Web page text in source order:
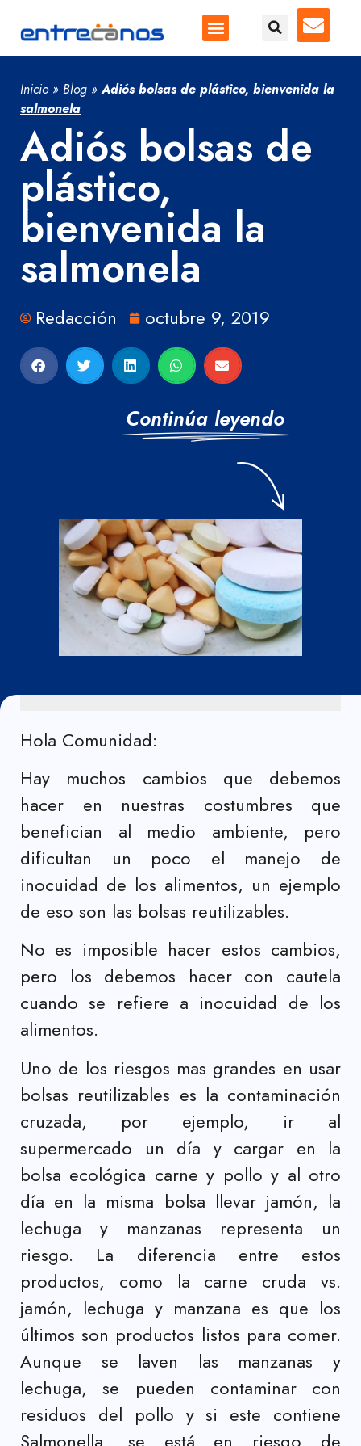
Inicio» Blog »Adiós bolsas de plástico, bienvenida la
salmonela
Adiós bolsas de
plástico,
bienvenida la
salmonela
Redacción octubre 9, 2019
Continúa leyendo
Hola Comunidad:
Hay muchos cambios que debemos
hacer en nuestras costumbres que
benefician al medio ambiente, pero
dificultan un poco el manejo de
inocuidad de los alimentos, un ejemplo
de eso son las bolsas reutilizables.
No es imposible hacer estos cambios,
pero los debemos hacer con cautela
cuando se refiere a inocuidad de los
alimentos.
Uno de los riesgos mas grandes en usar
bolsas reutilizables es la contaminación
cruzada, por ejemplo, ir al
supermercado un día y cargar en la
bolsa ecológica carne y pollo y al otro
día en la misma bolsa llevar jamón, la
lechuga y manzanas representa un
riesgo. La diferencia entre estos
productos, como la carne cruda vs.
jamón, lechuga y manzana es que los
últimos son productos listos para comer.
Aunque se laven las manzanas y
lechuga, se pueden contaminar con
residuos del pollo y si este contiene